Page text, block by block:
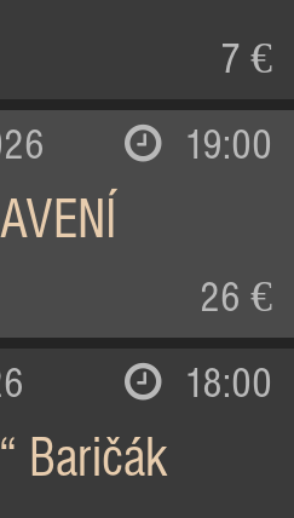
7 €
19:00
26 €
18:00
Baričák